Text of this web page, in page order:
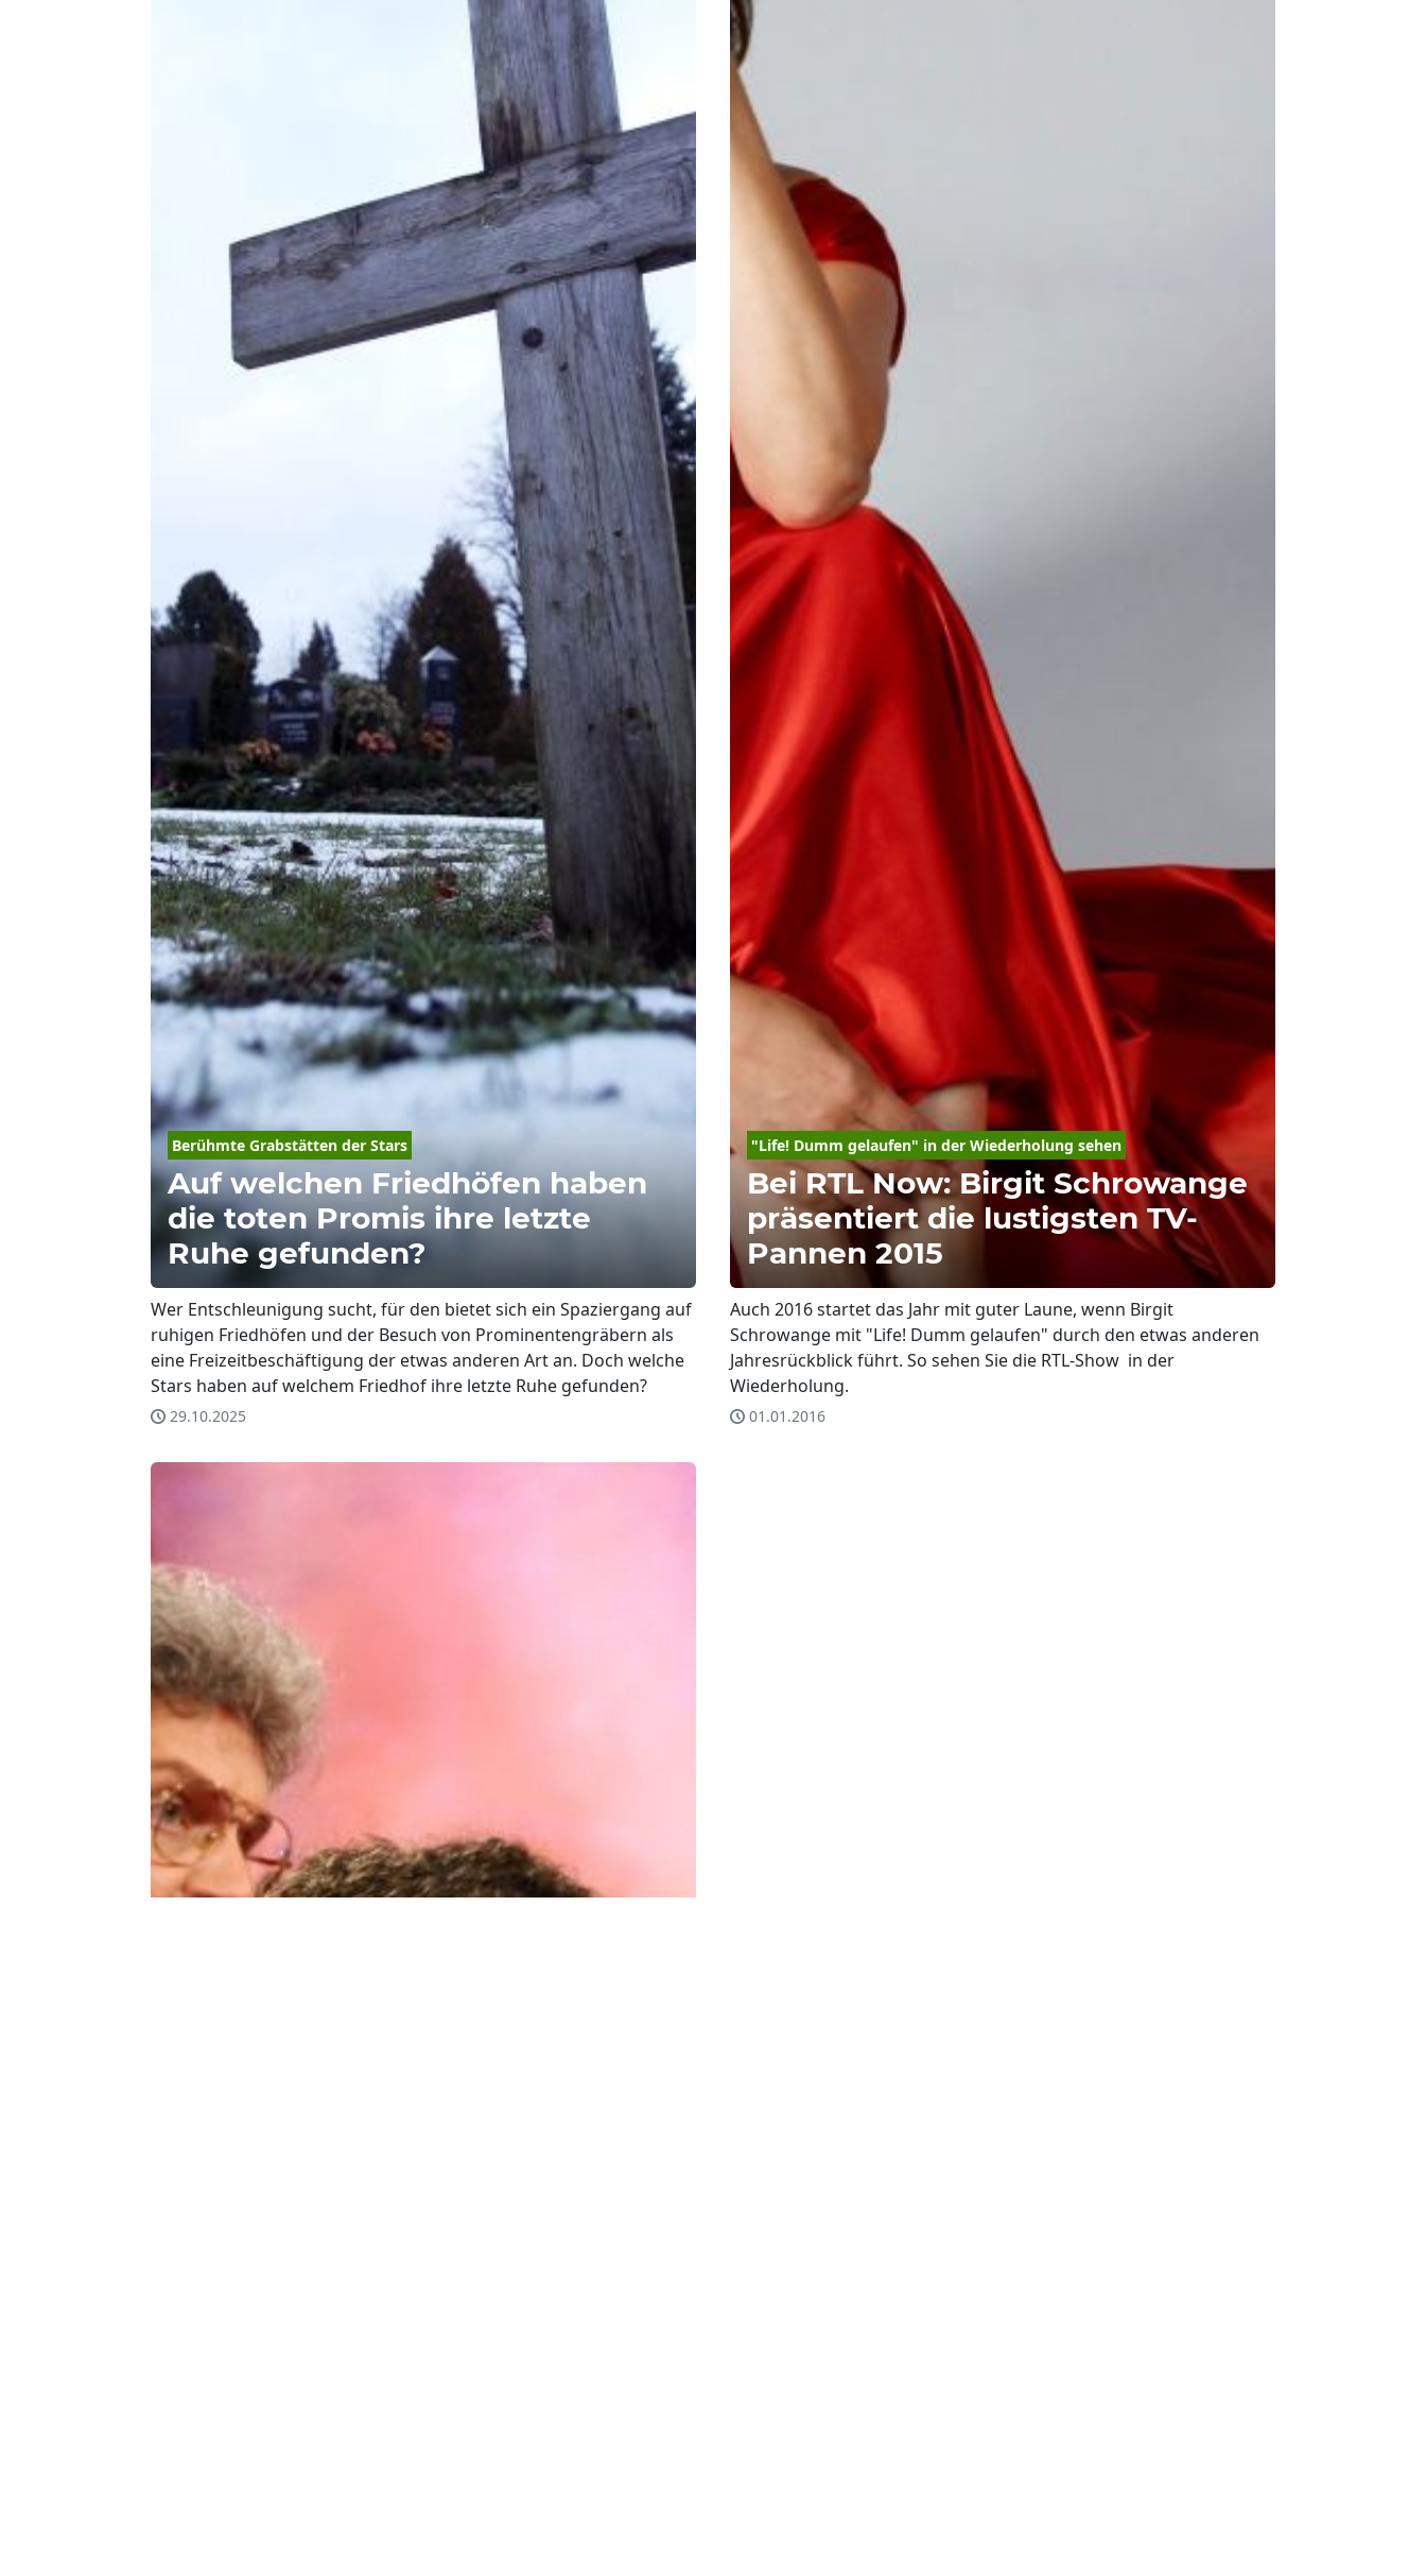
Berühmte Grabstätten der Stars
Auf welchen Friedhöfen haben
die toten Promis ihre letzte
Ruhe gefunden?
Wer Entschleunigung sucht, für den bietet sich ein Spaziergang auf
ruhigen Friedhöfen und der Besuch von Prominentengräbern als
eine Freizeitbeschäftigung der etwas anderen Art an. Doch welche
Stars haben auf welchem Friedhof ihre letzte Ruhe gefunden?
29.10.2025
"Life! Dumm gelaufen" in der Wiederholung sehen
Bei RTL Now: Birgit Schrowange
präsentiert die lustigsten TV-
Pannen 2015
Auch 2016 startet das Jahr mit guter Laune, wenn Birgit
Schrowange mit "Life! Dumm gelaufen" durch den etwas anderen
Jahresrückblick führt. So sehen Sie die RTL-Show in der
Wiederholung.
01.01.2016